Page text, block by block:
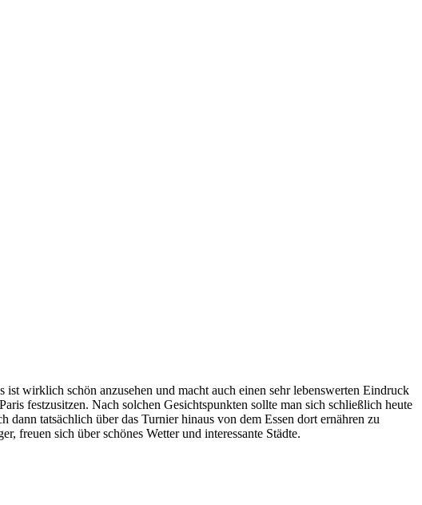
wirklich schön anzusehen und macht auch einen sehr lebenswerten Eindruck
festzusitzen. Nach solchen Gesichtspunkten sollte man sich schließlich heute
tatsächlich über das Turnier hinaus von dem Essen dort ernähren zu
freuen sich über schönes Wetter und interessante Städte.